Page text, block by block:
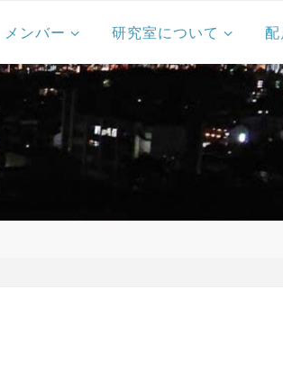
メンバー 研究室について